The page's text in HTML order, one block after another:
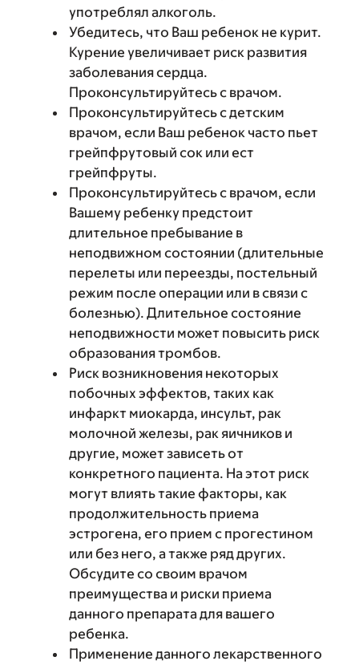
употреблял алкоголь.
Убедитесь, что Ваш ребенок не курит.
Курение увеличивает риск развития
заболевания сердца.
Проконсультируйтесь с врачом.
Проконсультируйтесь с детским
врачом, если Ваш ребенок часто пьет
грейпфрутовый сок или ест
грейпфруты.
Проконсультируйтесь с врачом, если
Вашему ребенку предстоит
длительное пребывание в
неподвижном состоянии (длительные
перелеты или переезды, постельный
режим после операции или в связи с
болезнью). Длительное состояние
неподвижности может повысить риск
образования тромбов.
Риск возникновения некоторых
побочных эффектов, таких как
инфаркт миокарда, инсульт, рак
молочной железы, рак яичников и
другие, может зависеть от
конкретного пациента. На этот риск
могут влиять такие факторы, как
продолжительность приема
эстрогена, его прием с прогестином
или без него, а также ряд других.
Обсудите со своим врачом
преимущества и риски приема
данного препарата для вашего
ребенка.
Применение данного лекарственного